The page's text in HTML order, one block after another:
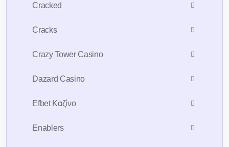
Cracked
Cracks
Crazy Tower Сasino
Dazard Casino
Efbet Καζίνο
Enablers